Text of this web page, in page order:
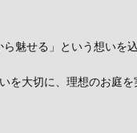
魅せる」という想いを
を大切に、理想のお庭を